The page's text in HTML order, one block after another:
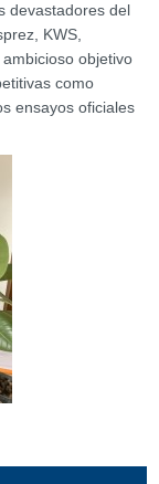
devastadores del
KWS,
objetivo
como
ensayos oficiales